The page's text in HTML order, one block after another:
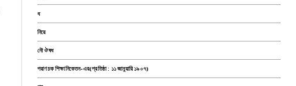
ধ
নিয়ে
নৌ ঔষধ
পরাণচক শিক্ষানিকেতন-এর(প্রতিষ্ঠা : ১১ জানুয়ারি ১৯০৭)